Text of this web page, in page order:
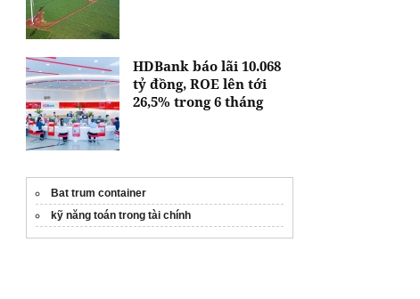
HDBank báo lãi 10.068
tỷ đồng, ROE lên tới
26,5% trong 6 tháng
Bat trum container
kỹ năng toán trong tài chính